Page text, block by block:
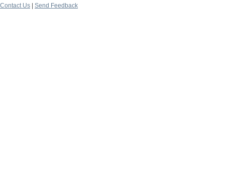
Contact Us
Send Feedback